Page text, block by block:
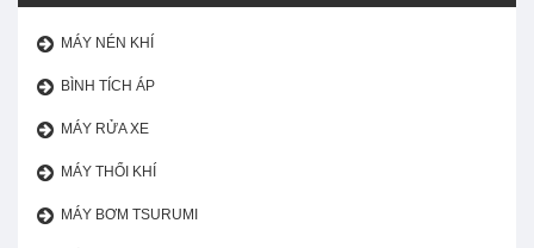
MÁY NÉN KHÍ
BÌNH TÍCH ÁP
MÁY RỬA XE
MÁY THỔI KHÍ
MÁY BƠM TSURUMI